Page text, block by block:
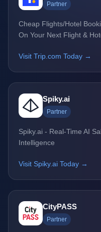
Partner
Cheap Flights/Hotel
On Your Next Flight &
Visit Trip.com Today →
Spiky.ai
Partner
Spiky.ai - Real-Time AI
Intelligence
Visit Spiky.ai Today →
CityPASS
Partner